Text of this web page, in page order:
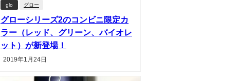
glo グロー
グローシリーズ2のコンビニ限定カ
ラー（レッド、グリーン、バイオレ
ット）が新登場！
2019年1月24日